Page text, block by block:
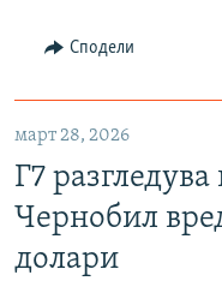
Сподели
март 28, 2026
Г7
Чернобил
долари